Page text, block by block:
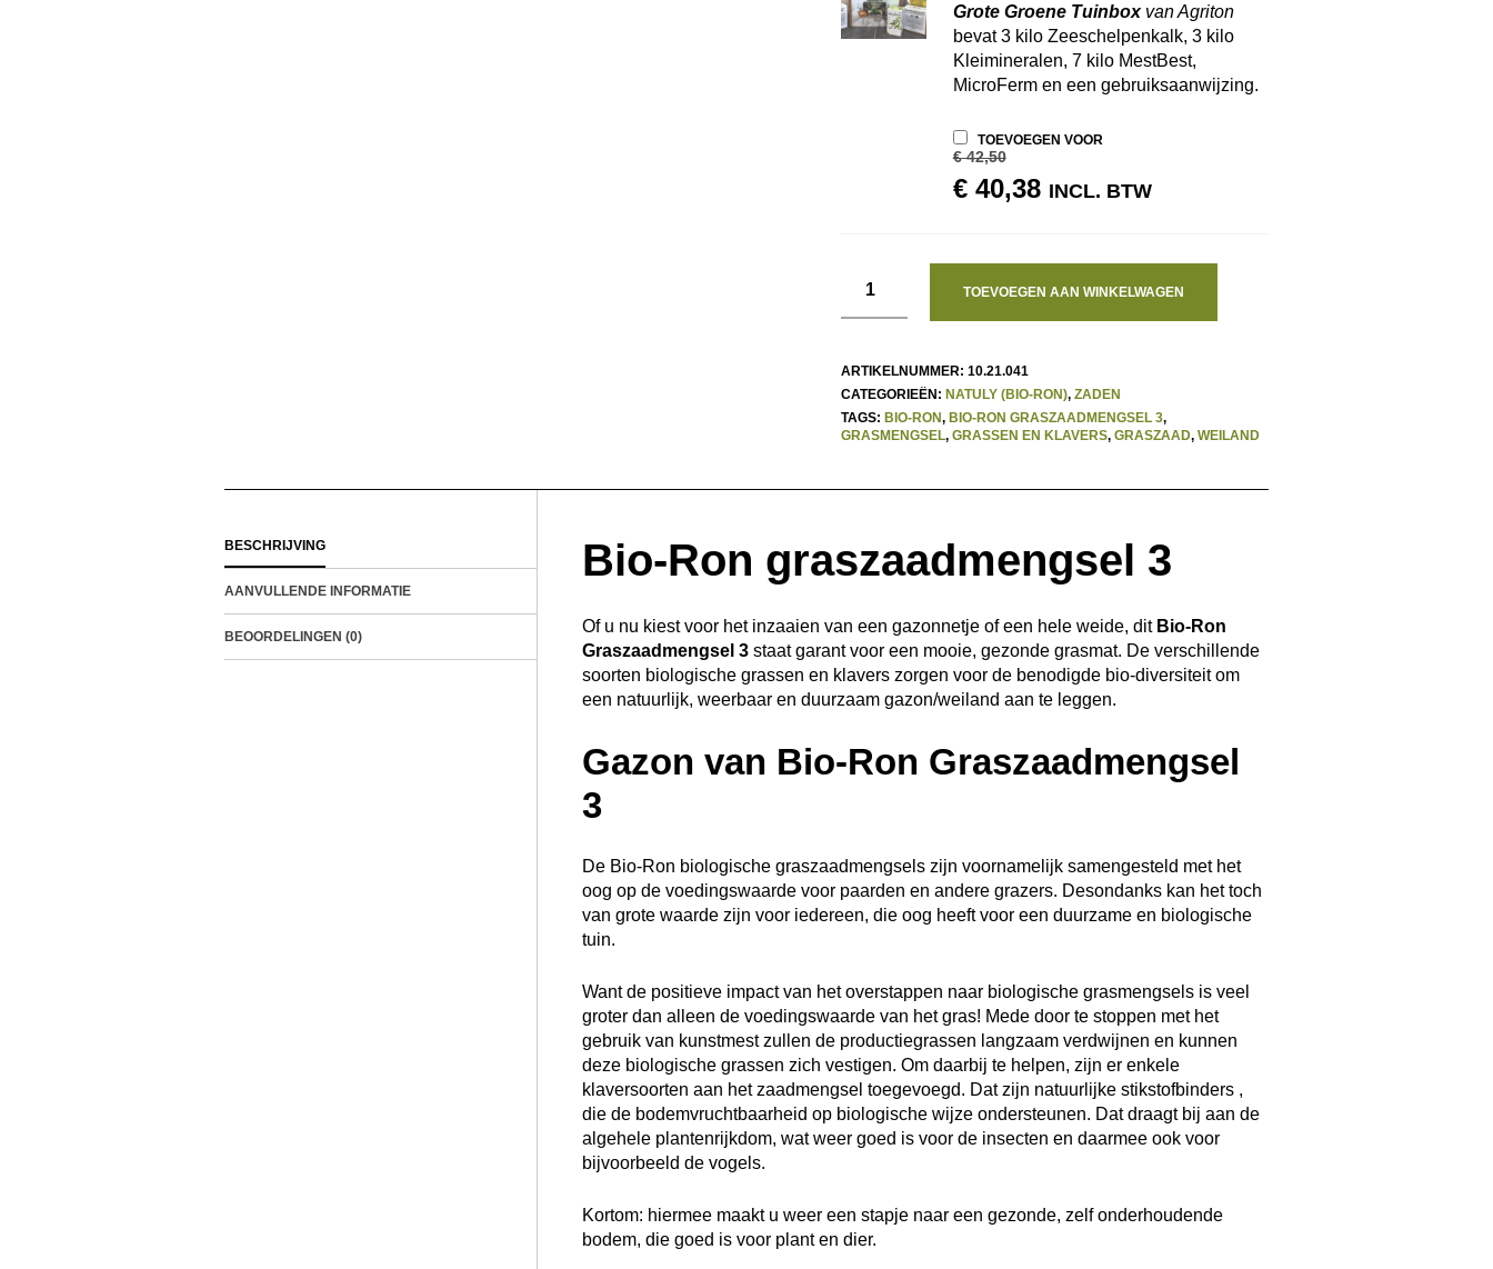
Grote Groene Tuinboxvan Agriton
bevat 3 kilo Zeeschelpenkalk, 3 kilo
Kleimineralen, 7 kilo MestBest,
MicroFerm en een gebruiksaanwijzing.
TOEVOEGEN VOOR
€42,50
OORSPRONKELIJKE
€ 42,50.
€40,38HUIDIGE
€ 40,38.
INCL. BTW
TOEVOEGEN AAN WINKELWAGEN
ARTIKELNUMMER: 10.21.041
CATEGORIEËN: NATULY (BIO-RON), ZADEN
TAGS: BIO-RON, BIO-RON GRASZAADMENGSEL 3,
GRASMENGSEL, GRASSEN EN KLAVERS, GRASZAAD, WEILAND
BESCHRIJVING
AANVULLENDE INFORMATIE
BEOORDELINGEN (0)
Bio-Ron graszaadmengsel 3
Of u nu kiest voor het inzaaien van een gazonnetje of een hele weide, dit Bio-Ron
Graszaadmengsel 3 staat garant voor een mooie, gezonde grasmat. De verschillende
soorten biologische grassen en klavers zorgen voor de benodigde bio-diversiteit om
een natuurlijk, weerbaar en duurzaam gazon/weiland aan te leggen.
Gazon van Bio-Ron Graszaadmengsel
3
De Bio-Ron biologische graszaadmengsels zijn voornamelijk samengesteld met het
oog op de voedingswaarde voor paarden en andere grazers. Desondanks kan het toch
van grote waarde zijn voor iedereen, die oog heeft voor een duurzame en biologische
tuin.
Want de positieve impact van het overstappen naar biologische grasmengsels is veel
groter dan alleen de voedingswaarde van het gras! Mede door te stoppen met het
gebruik van kunstmest zullen de productiegrassen langzaam verdwijnen en kunnen
deze biologische grassen zich vestigen. Om daarbij te helpen, zijn er enkele
klaversoorten aan het zaadmengsel toegevoegd. Dat zijn natuurlijke stikstofbinders ,
die de bodemvruchtbaarheid op biologische wijze ondersteunen. Dat draagt bij aan de
algehele plantenrijkdom, wat weer goed is voor de insecten en daarmee ook voor
bijvoorbeeld de vogels.
Kortom: hiermee maakt u weer een stapje naar een gezonde, zelf onderhoudende
bodem, die goed is voor plant en dier.